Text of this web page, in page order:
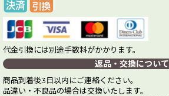
代金引換には別途手数料がかかります。
返品・交換について
商品到着後3日以内にご連絡ください。
品違い・不良品の場合は交換いたします。